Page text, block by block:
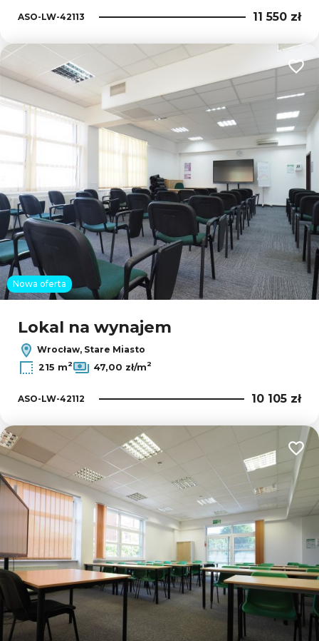
ASO-LW-42113 11 550 zł
Nowa oferta
Lokal na wynajem
Wrocław, Stare Miasto
215 m2 47,00 zł/m2
ASO-LW-42112 10 105 zł